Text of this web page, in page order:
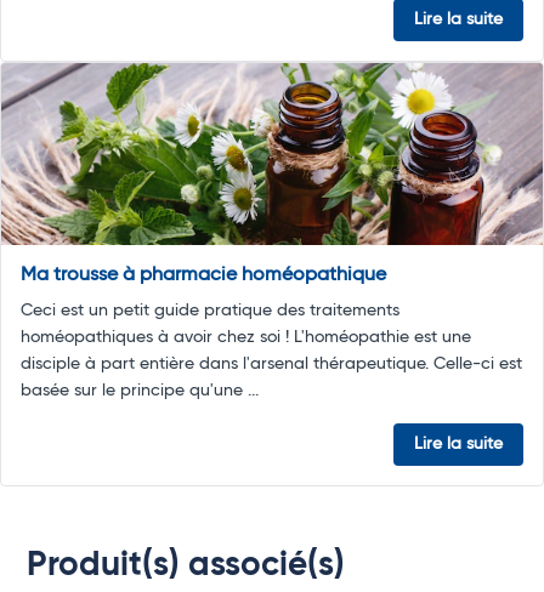
Lire la suite
Ma trousse à pharmacie homéopathique
Ceci est un petit guide pratique des traitements
homéopathiques à avoir chez soi ! L'homéopathie est une
disciple à part entière dans l'arsenal thérapeutique. Celle-ci est
basée sur le principe qu'une ...
Lire la suite
Produit(s) associé(s)